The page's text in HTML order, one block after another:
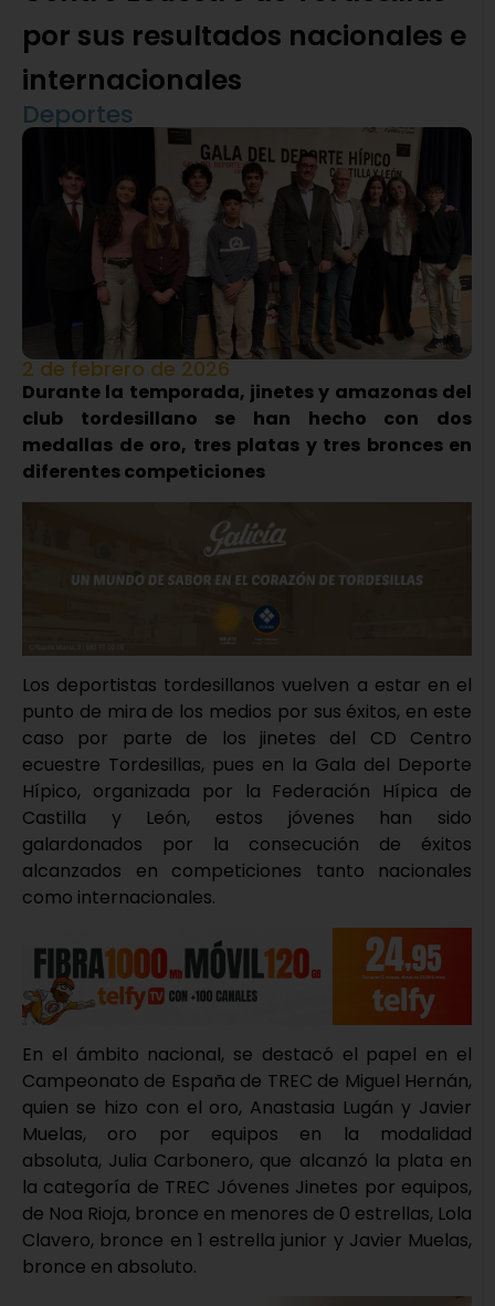
por sus resultados nacionales e
internacionales
Deportes
2 de febrero de 2026
Durante la temporada, jinetes y amazonas del
club tordesillano se han hecho con dos
medallas de oro, tres platas y tres bronces en
diferentes competiciones
Los deportistas tordesillanos vuelven a estar en el
punto de mira de los medios por sus éxitos, en este
caso por parte de los jinetes del CD Centro
ecuestre Tordesillas, pues en la Gala del Deporte
Hípico, organizada por la Federación Hípica de
Castilla y León, estos jóvenes han sido
galardonados por la consecución de éxitos
alcanzados en competiciones tanto nacionales
como internacionales.
En el ámbito nacional, se destacó el papel en el
Campeonato de España de TREC de Miguel Hernán,
quien se hizo con el oro, Anastasia Lugán y Javier
Muelas, oro por equipos en la modalidad
absoluta, Julia Carbonero, que alcanzó la plata en
la categoría de TREC Jóvenes Jinetes por equipos,
de Noa Rioja, bronce en menores de 0 estrellas, Lola
Clavero, bronce en 1 estrella junior y Javier Muelas,
bronce en absoluto.